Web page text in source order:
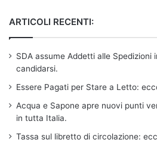
ARTICOLI RECENTI:
SDA assume Addetti alle Spedizioni
candidarsi.
Essere Pagati per Stare a Letto:
Acqua e Sapone apre nuovi punti
in tutta Italia.
Tassa sul libretto di circolazione: